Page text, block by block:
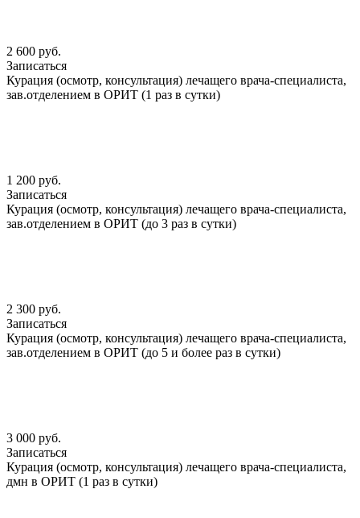
2 600 руб.
Записаться
Курация (осмотр, консультация) лечащего врача-специалиста,
зав.отделением в ОРИТ (1 раз в сутки)
1 200 руб.
Записаться
Курация (осмотр, консультация) лечащего врача-специалиста,
зав.отделением в ОРИТ (до 3 раз в сутки)
2 300 руб.
Записаться
Курация (осмотр, консультация) лечащего врача-специалиста,
зав.отделением в ОРИТ (до 5 и более раз в сутки)
3 000 руб.
Записаться
Курация (осмотр, консультация) лечащего врача-специалиста,
дмн в ОРИТ (1 раз в сутки)